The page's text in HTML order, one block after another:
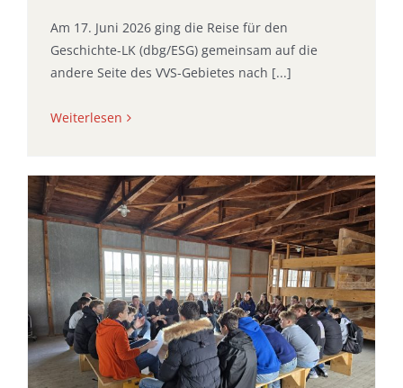
Am 17. Juni 2026 ging die Reise für den
Geschichte-LK (dbg/ESG) gemeinsam auf die
andere Seite des VVS-Gebietes nach [...]
Weiterlesen